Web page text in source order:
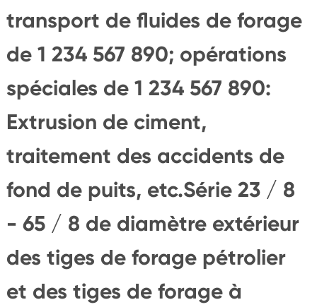
transport de fluides de forage
de 1 234 567 890; opérations
spéciales de 1 234 567 890:
Extrusion de ciment,
traitement des accidents de
fond de puits, etc.Série 23 / 8
- 65 / 8 de diamètre extérieur
des tiges de forage pétrolier
et des tiges de forage à